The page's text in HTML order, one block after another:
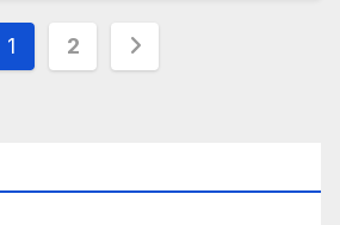
Σελιδοποίηση
1 2